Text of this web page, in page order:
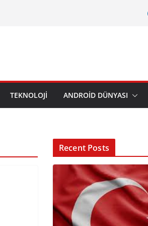
TEKNOLOJI ANDROID DÜNYASI
Recent Posts